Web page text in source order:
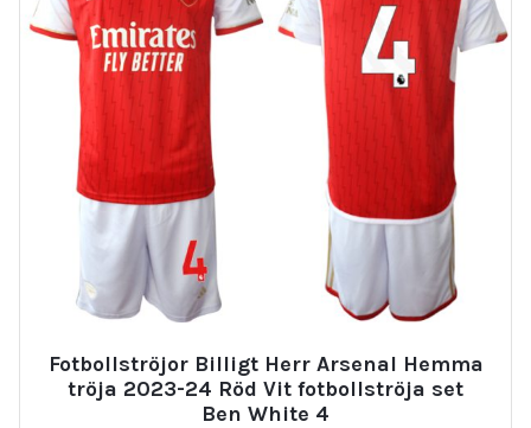
Fotbollströjor Billigt Herr Arsenal Hemma
tröja 2023-24 Röd Vit fotbollströja set
Ben White 4